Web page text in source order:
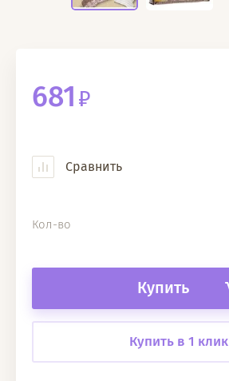
681
Сравнить
Кол-во
Купить
Купить в 1 клик